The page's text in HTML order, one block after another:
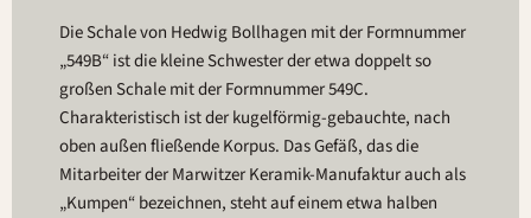
Die Schale von Hedwig Bollhagen mit der Formnummer
„549B“ ist die kleine Schwester der etwa doppelt so
großen Schale mit der Formnummer 549C.
Charakteristisch ist der kugelförmig-gebauchte, nach
oben außen fließende Korpus. Das Gefäß, das die
Mitarbeiter der Marwitzer Keramik-Manufaktur auch als
„Kumpen“ bezeichnen, steht auf einem etwa halben